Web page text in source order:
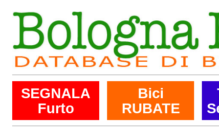
SEGNALA
Furto
Bici
RUBATE